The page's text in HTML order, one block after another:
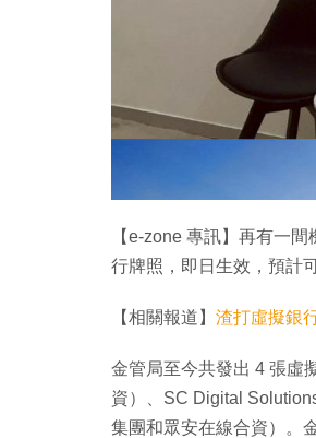
【e-zone 專訊】再有一
行牌照，即日生效，預計
【相關報道】 渣打虛擬銀
金管局至今共發出 4 張虛
資）、SC Digital
集團和眾安在線合資）。